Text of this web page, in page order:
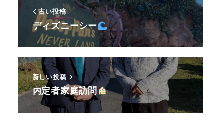
古い投稿
ディズニーシー
新しい投稿
内定者家庭訪問